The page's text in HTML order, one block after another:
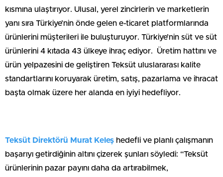
kısmına ulaştırıyor. Ulusal, yerel zincirlerin ve marketlerin
yanı sıra Türkiye’nin önde gelen e-ticaret platformlarında
ürünlerini müşterileri ile buluşturuyor. Türkiye’nin süt ve süt
ürünlerini 4 kıtada 43 ülkeye ihraç ediyor. Üretim hattını ve
ürün yelpazesini de geliştiren Teksüt uluslararası kalite
standartlarını koruyarak üretim, satış, pazarlama ve ihracat
başta olmak üzere her alanda en iyiyi hedefliyor.
Teksüt Direktörü Murat Keleş hedefli ve planlı çalışmanın
başarıyı getirdiğinin altını çizerek şunları söyledi: “Teksüt
ürünlerinin pazar payını daha da artırabilmek,